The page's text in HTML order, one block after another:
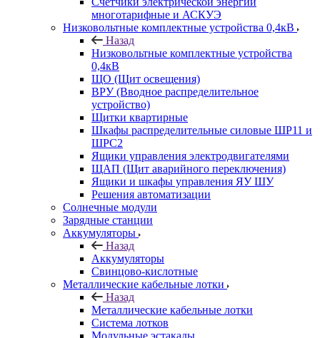
многотарифные и АСКУЭ
Низковольтные комплектные устройства 0,4кВ
Назад
Низковольтные комплектные устройства
0,4кВ
ЩО (Щит освещения)
ВРУ (Вводное распределительное
устройство)
Щитки квартирные
Шкафы распределительные силовые ШР11 и
ШРС2
Ящики управления электродвигателями
ЩАП (Щит аварийного переключения)
Ящики и шкафы управления ЯУ ШУ
Решения автоматизации
Солнечные модули
Зарядные станции
Аккумуляторы
Назад
Аккумуляторы
Свинцово-кислотные
Металлические кабельные лотки
Назад
Металлические кабельные лотки
Система лотков
Модульные эстакады